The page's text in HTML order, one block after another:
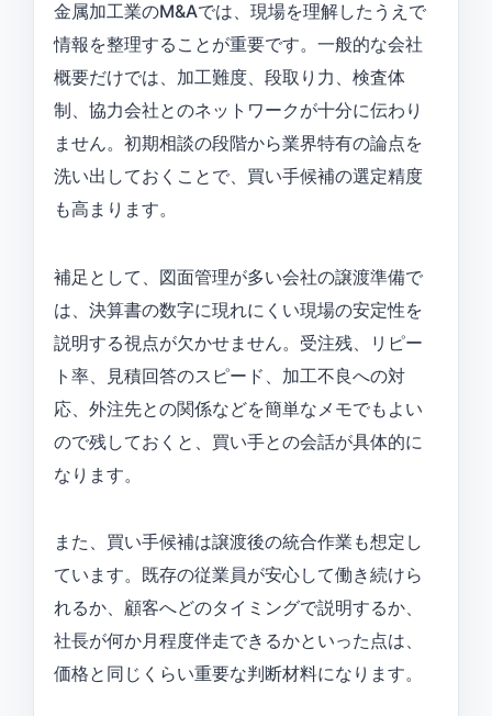
金属加工業のM&Aでは、現場を理解したうえで
情報を整理することが重要です。一般的な会社
概要だけでは、加工難度、段取り力、検査体
制、協力会社とのネットワークが十分に伝わり
ません。初期相談の段階から業界特有の論点を
洗い出しておくことで、買い手候補の選定精度
も高まります。
補足として、図面管理が多い会社の譲渡準備で
は、決算書の数字に現れにくい現場の安定性を
説明する視点が欠かせません。受注残、リピー
ト率、見積回答のスピード、加工不良への対
応、外注先との関係などを簡単なメモでもよい
ので残しておくと、買い手との会話が具体的に
なります。
また、買い手候補は譲渡後の統合作業も想定し
ています。既存の従業員が安心して働き続けら
れるか、顧客へどのタイミングで説明するか、
社長が何か月程度伴走できるかといった点は、
価格と同じくらい重要な判断材料になります。